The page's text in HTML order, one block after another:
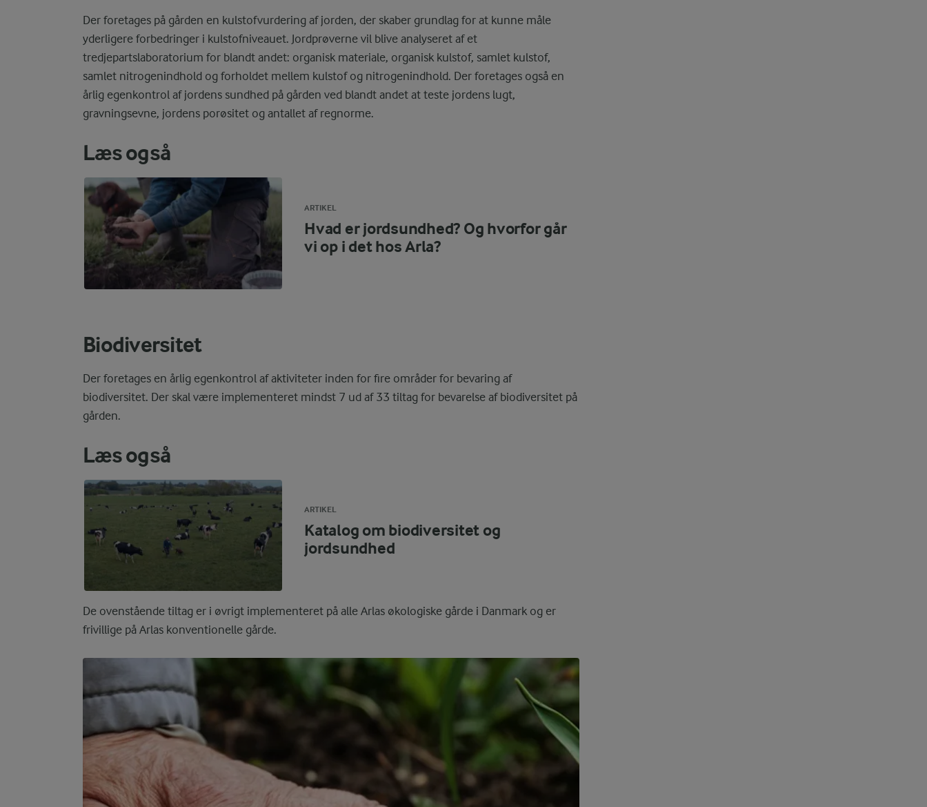
Der foretages på gården en kulstofvurdering af jorden, der skaber grundlag for at kunne måle
yderligere forbedringer i kulstofniveauet. Jordprøverne vil blive analyseret af et
tredjepartslaboratorium for blandt andet: organisk materiale, organisk kulstof, samlet kulstof,
samlet nitrogenindhold og forholdet mellem kulstof og nitrogenindhold. Der foretages også en
årlig egenkontrol af jordens sundhed på gården ved blandt andet at teste jordens lugt,
gravningsevne, jordens porøsitet og antallet af regnorme.
Læs også
ARTIKEL
Hvad er jordsundhed? Og hvorfor går
vi op i det hos Arla?
Biodiversitet
Der foretages en årlig egenkontrol af aktiviteter inden for fire områder for bevaring af
biodiversitet. Der skal være implementeret mindst 7 ud af 33 tiltag for bevarelse af biodiversitet på
gården.
Læs også
ARTIKEL
Katalog om biodiversitet og
jordsundhed
De ovenstående tiltag er i øvrigt implementeret på alle Arlas økologiske gårde i Danmark og er
frivillige på Arlas konventionelle gårde.